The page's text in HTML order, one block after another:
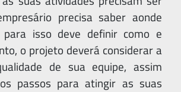
precisa saber aonde
isso deve definir como e
o projeto deverá considerar a
de sua equipe, assim
passos para atingir as suas